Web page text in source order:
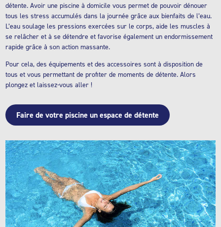
détente. Avoir une piscine à domicile vous permet de pouvoir dénouer
tous les stress accumulés dans la journée grâce aux bienfaits de l’eau.
L’eau soulage les pressions exercées sur le corps, aide les muscles à
se relâcher et à se détendre et favorise également un endormissement
rapide grâce à son action massante.
Pour cela, des équipements et des accessoires sont à disposition de
tous et vous permettant de profiter de moments de détente. Alors
plongez et laissez-vous aller !
Faire de votre piscine un espace de détente